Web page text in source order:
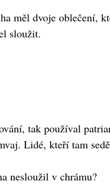
měl dvoje oblečení,
sloužit.
tak používal
Lidé, kteří tam
nesloužil v chrámu?